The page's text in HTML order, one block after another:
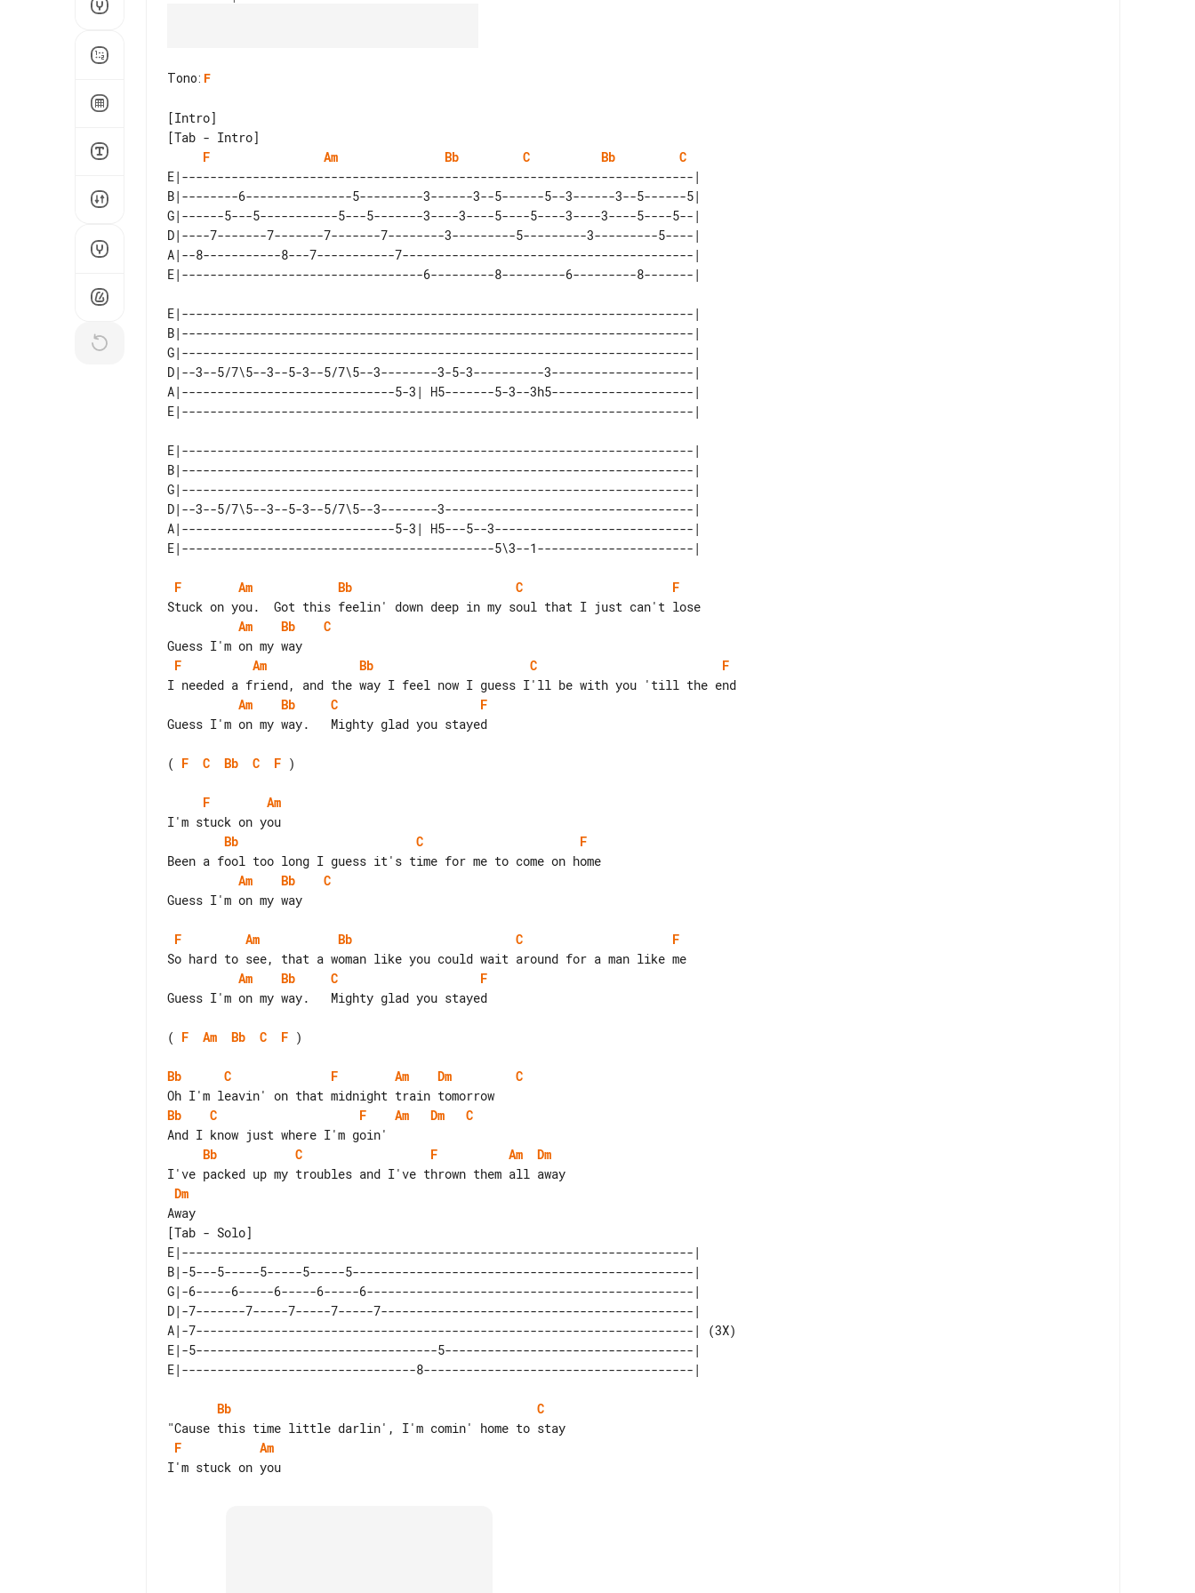
Tono: F
[Tab - Intro]
F
Am Bb C Bb
C
E|------------------------------------------------------------------------|
B|--------6---------------5---------3------3--5------5--3------3--5------5|
G|------5---5-----------5---5-------3----3----5----5----3----3----5----5--|
D|----7-------7-------7-------7--------3---------5---------3---------5----|
A|--8-----------8---7-----------7-----------------------------------------|
E|------------------------------------------------------------------------|
B|------------------------------------------------------------------------|
G|------------------------------------------------------------------------|
D|--3--5/7\5--3--5-3--5/7\5--3--------3-5-3----------3--------------------|
A|------------------------------5-3| H5-------5-3--3h5--------------------|
E|------------------------------------------------------------------------|
B|------------------------------------------------------------------------|
G|------------------------------------------------------------------------|
D|--3--5/7\5--3--5-3--5/7\5--3--------3-----------------------------------|
A|------------------------------5-3| H5---5--3----------------------------|
F Am Bb C
F
Am
Bb
C
F
Am Bb C
F
Am
Bb C
F
Guess I'm on my way.   Mighty glad you stayed
( F C Bb C F )
F
Am
Bb
C
F
Am
Bb
C
Guess I'm on my way
F Am Bb C
F
Am
Bb C
F
Guess I'm on my way.   Mighty glad you stayed
( F Am Bb C F )
Bb C F Am Dm
C
Bb
C F Am Dm
C
Bb
C F Am
Dm
Dm
[Tab - Solo]
E|------------------------------------------------------------------------|
B|-5---5-----5-----5-----5------------------------------------------------|
G|-6-----6-----6-----6-----6----------------------------------------------|
D|-7-------7-----7-----7-----7--------------------------------------------|
A|-7----------------------------------------------------------------------| (3X)
E|-5----------------------------------5-----------------------------------|
Bb
C
F
Am